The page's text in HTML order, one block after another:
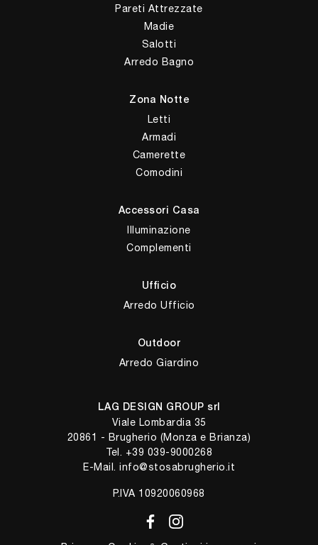
Pareti Attrezzate
Madie
Salotti
Arredo Bagno
Zona Notte
Letti
Armadi
Camerette
Comodini
Accessori Casa
Illuminazione
Complementi
Ufficio
Arredo Ufficio
Outdoor
Arredo Giardino
LAG DESIGN GROUP srl
Viale Lombardia 35
20861 - Brugherio (Monza e Brianza)
Tel. +39 039-9000268
E-Mail. info@stosabrugherio.it
P.IVA 10920060968